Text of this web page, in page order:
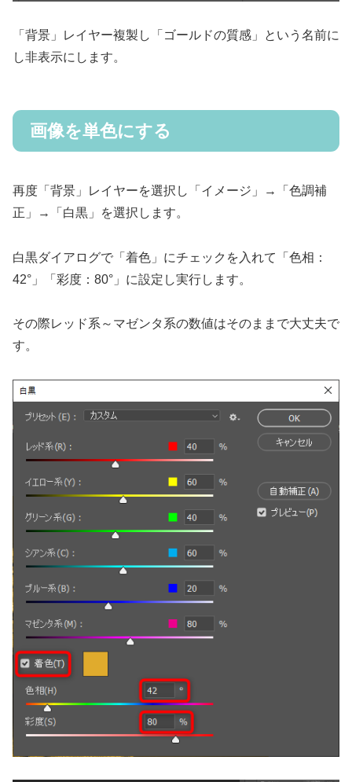
「背景」レイヤー複製し「ゴールドの質感」という名前に
し非表示にします。
画像を単色にする
再度「背景」レイヤーを選択し「イメージ」→「色調補
正」→「白黒」を選択します。
白黒ダイアログで「着色」にチェックを入れて「色相：
42°」「彩度：80°」に設定し実行します。
その際レッド系～マゼンタ系の数値はそのままで大丈夫で
す。